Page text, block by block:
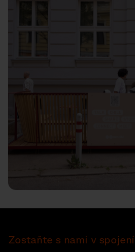
Zostaňte s nami v spojení